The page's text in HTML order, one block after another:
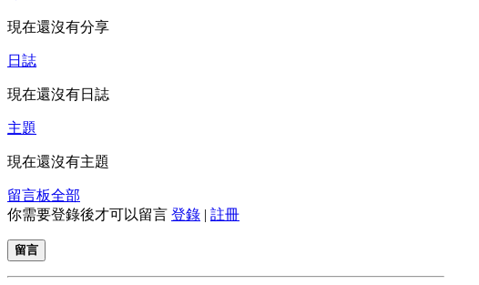
現在還沒有分享
日誌
現在還沒有日誌
主題
現在還沒有主題
留言板全部
你需要登錄後才可以留言 登錄 | 註冊
留言